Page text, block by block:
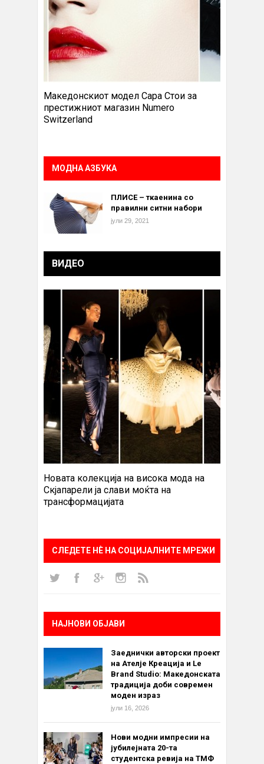
Македонскиот модел Сара Стои за
престижниот магазин Numero
Switzerland
МОДНА АЗБУКА
ПЛИСЕ – ткаенина со
правилни ситни набори
јули 29, 2021
ВИДЕО
Новата колекција на висока мода на
Скјапарели ја слави моќта на
трансформацијата
СЛЕДЕТЕ НÈ НА СОЦИЈАЛНИТЕ МРЕЖИ
НАЈНОВИ ОБЈАВИ
Заеднички авторски проект
на Ателје Креација и Le
Brand Studio: Македонската
традиција доби современ
моден израз
јули 16, 2026
Нови модни импресии на
јубилејната 20-та
студентска ревија на ТМФ